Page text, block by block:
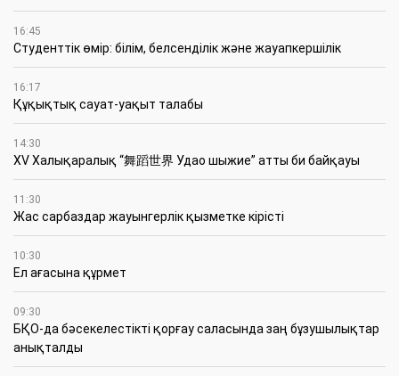
16:45
Студенттік өмір: білім, белсенділік және жауапкершілік
16:17
Құқықтық сауат-уақыт талабы
14:30
XV Халықаралық “舞蹈世界 Удао шыжие” атты би байқауы
11:30
Жас сарбаздар жауынгерлік қызметке кірісті
10:30
Ел ағасына құрмет
09:30
БҚО-да бәсекелестікті қорғау саласында заң бұзушылықтар
анықталды